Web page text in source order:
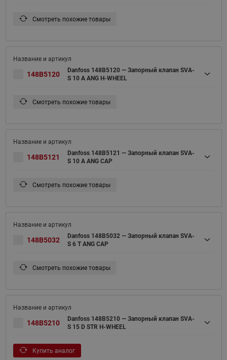
Смотреть похожие товары
148B5120
Danfoss 148B5120 — Запорный клапан SVA-
S 10 A ANG H-WHEEL
Смотреть похожие товары
148B5121
Danfoss 148B5121 — Запорный клапан SVA-
S 10 A ANG CAP
Смотреть похожие товары
148B5032
Danfoss 148B5032 — Запорный клапан SVA-
S 6 T ANG CAP
Смотреть похожие товары
148B5210
Danfoss 148B5210 — Запорный клапан SVA-
S 15 D STR H-WHEEL
Купить аналог